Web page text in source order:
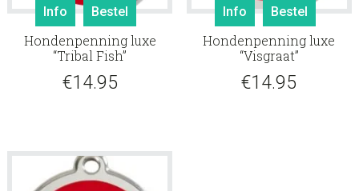
Info Bestel
Hondenpenning luxe
“Tribal Fish”
€14.95
Info Bestel
Hondenpenning luxe
“Visgraat”
€14.95